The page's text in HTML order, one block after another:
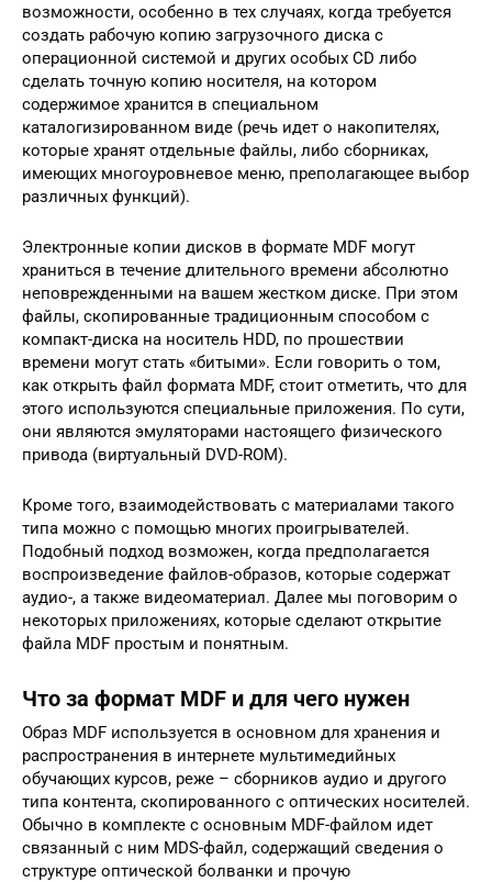
возможности, особенно в тех случаях, когда требуется
создать рабочую копию загрузочного диска с
операционной системой и других особых CD либо
сделать точную копию носителя, на котором
содержимое хранится в специальном
каталогизированном виде (речь идет о накопителях,
которые хранят отдельные файлы, либо сборниках,
имеющих многоуровневое меню, преполагающее выбор
различных функций).
Электронные копии дисков в формате MDF могут
храниться в течение длительного времени абсолютно
неповрежденными на вашем жестком диске. При этом
файлы, скопированные традиционным способом с
компакт-диска на носитель HDD, по прошествии
времени могут стать «битыми». Если говорить о том,
как открыть файл формата MDF, стоит отметить, что для
этого используются специальные приложения. По сути,
они являются эмуляторами настоящего физического
привода (виртуальный DVD-ROM).
Кроме того, взаимодействовать с материалами такого
типа можно с помощью многих проигрывателей.
Подобный подход возможен, когда предполагается
воспроизведение файлов-образов, которые содержат
аудио-, а также видеоматериал. Далее мы поговорим о
некоторых приложениях, которые сделают открытие
файла MDF простым и понятным.
Что за формат MDF и для чего нужен
Образ MDF используется в основном для хранения и
распространения в интернете мультимедийных
обучающих курсов, реже – сборников аудио и другого
типа контента, скопированного с оптических носителей.
Обычно в комплекте с основным MDF-файлом идет
связанный с ним MDS-файл, содержащий сведения о
структуре оптической болванки и прочую